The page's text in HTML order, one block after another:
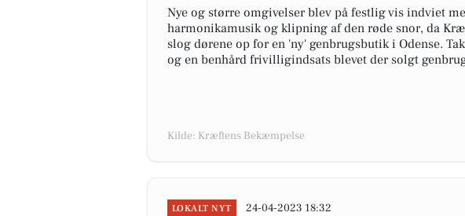
Nye og større omgivelser blev på festlig vis indviet
harmonikamusik og klipning af den røde snor, da
slog dørene op for en 'ny' genbrugsbutik i Odense.
og en benhård frivilligindsats blevet der solgt
Kilde: Kræftens Bekæmpelse
LOKALT NYT 24-04-2023 18:32